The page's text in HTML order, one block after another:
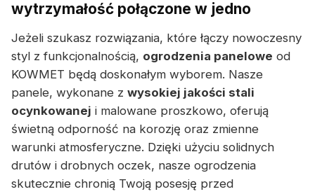
wytrzymałość połączone w jedno
Jeżeli szukasz rozwiązania, które łączy nowoczesny
styl z funkcjonalnością, ogrodzenia panelowe od
KOWMET będą doskonałym wyborem. Nasze
panele, wykonane z wysokiej jakości stali
ocynkowanej i malowane proszkowo, oferują
świetną odporność na korozję oraz zmienne
warunki atmosferyczne. Dzięki użyciu solidnych
drutów i drobnych oczek, nasze ogrodzenia
skutecznie chronią Twoją posesję przed